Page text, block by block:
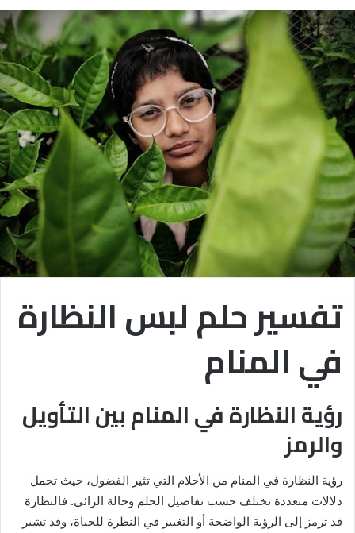
تفسير حلم لبس النظارة
في المنام
رؤية النظارة في المنام بين التأويل
والرمز
رؤية النظارة في المنام من الأحلام التي تثير الفضول، حيث تحمل
دلالات متعددة تختلف حسب تفاصيل الحلم وحالة الرائي. فالنظارة
قد ترمز إلى الرؤية الواضحة أو التغيير في النظرة للحياة، وقد تشير